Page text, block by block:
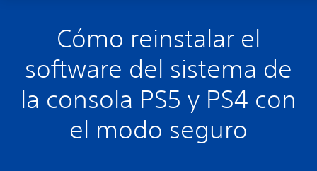
Cómo reinstalar el
software del sistema de
la consola PS5 y PS4 con
el modo seguro